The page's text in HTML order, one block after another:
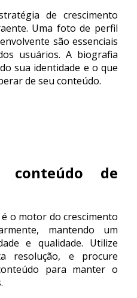
de crescimento
Uma foto de perfil
são essenciais
usuários. A biografia
sua identidade e o que
de seu conteúdo.
conteúdo de
o motor do crescimento
mantendo um
e qualidade. Utilize
resolução, e procure
para manter o